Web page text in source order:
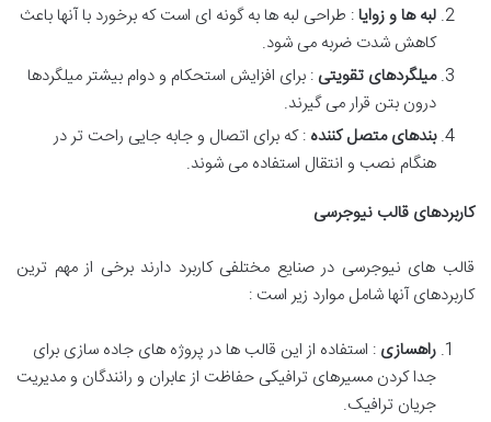
لبه ها و زوایا: طراحی لبه ها به گونه ای است که برخورد با آنها باعث
کاهش شدت ضربه می شود.
میلگردهای تقویتی : برای افزایش استحکام و دوام بیشتر میلگردها
درون بتن قرار می گیرند.
بندهای متصل کننده : که برای اتصال و جابه جایی راحت تر در
هنگام نصب و انتقال استفاده می شوند.
کاربردهای قالب نیوجرسی
قالب های نیوجرسی در صنایع مختلفی کاربرد دارند برخی از مهم ترین
کاربردهای آنها شامل موارد زیر است :
راهسازی : استفاده از این قالب ها در پروژه های جاده سازی برای
جدا کردن مسیرهای ترافیکی حفاظت از عابران و رانندگان و مدیریت
جریان ترافیک.